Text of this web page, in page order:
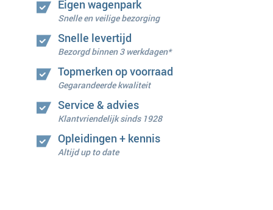
Eigen wagenpark
Snelle en veilige bezorging
Snelle levertijd
Bezorgd binnen 3 werkdagen*
Topmerken op voorraad
Gegarandeerde kwaliteit
Service & advies
Klantvriendelijk sinds 1928
Opleidingen + kennis
Altijd up to date